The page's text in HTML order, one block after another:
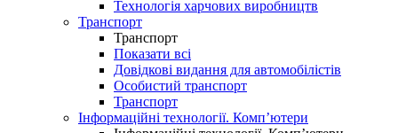
Технологія харчових виробництв
Транспорт
Транспорт
Показати всі
Довідкові видання для автомобілістів
Особистий транспорт
Транспорт
Інформаційні технології. Комп’ютери